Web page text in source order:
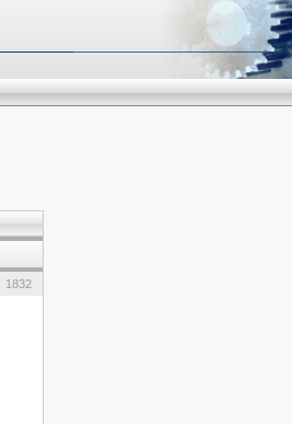
1832